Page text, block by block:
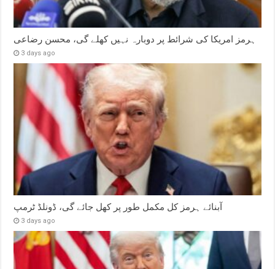
ہرمز امریکا کی شرائط پر دوبارہ نہیں کھلے گی، محسن رضاعی
3 days ago
آبنائے ہرمز کل مکمل طور پر کھل جائے گی، ڈونلڈ ٹرمپ
3 days ago